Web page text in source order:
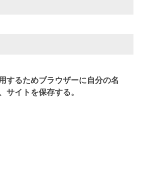
するためブラウザーに自分の名
サイトを保存する。